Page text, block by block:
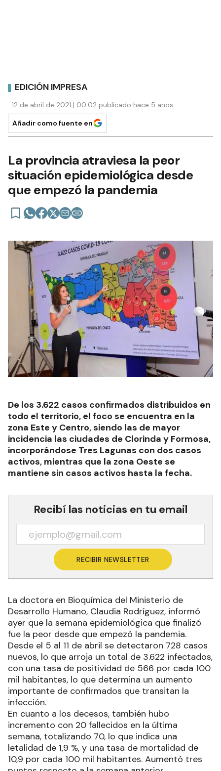
EDICIÓN IMPRESA
12 de abril de 2021 | 00:02 publicado hace 5 años
Añadir como fuente en
La provincia atraviesa la peor
situación epidemiológica desde
que empezó la pandemia
De los 3.622 casos confirmados distribuidos en
todo el territorio, el foco se encuentra en la
zona Este y Centro, siendo las de mayor
incidencia las ciudades de Clorinda y Formosa,
incorporándose Tres Lagunas con dos casos
activos, mientras que la zona Oeste se
mantiene sin casos activos hasta la fecha.
Recibí las noticias en tu email
RECIBIR NEWSLETTER
La doctora en Bioquímica del Ministerio de
Desarrollo Humano, Claudia Rodríguez, informó
ayer que la semana epidemiológica que finalizó
fue la peor desde que empezó la pandemia.
Desde el 5 al 11 de abril se detectaron 728 casos
nuevos, lo que arroja un total de 3.622 infectados,
con una tasa de positividad de 566 por cada 100
mil habitantes, lo que determina un aumento
importante de confirmados que transitan la
infección.
En cuanto a los decesos, también hubo
incremento con 20 fallecidos en la última
semana, totalizando 70, lo que indica una
letalidad de 1,9 %, y una tasa de mortalidad de
10,9 por cada 100 mil habitantes. Aumentó tres